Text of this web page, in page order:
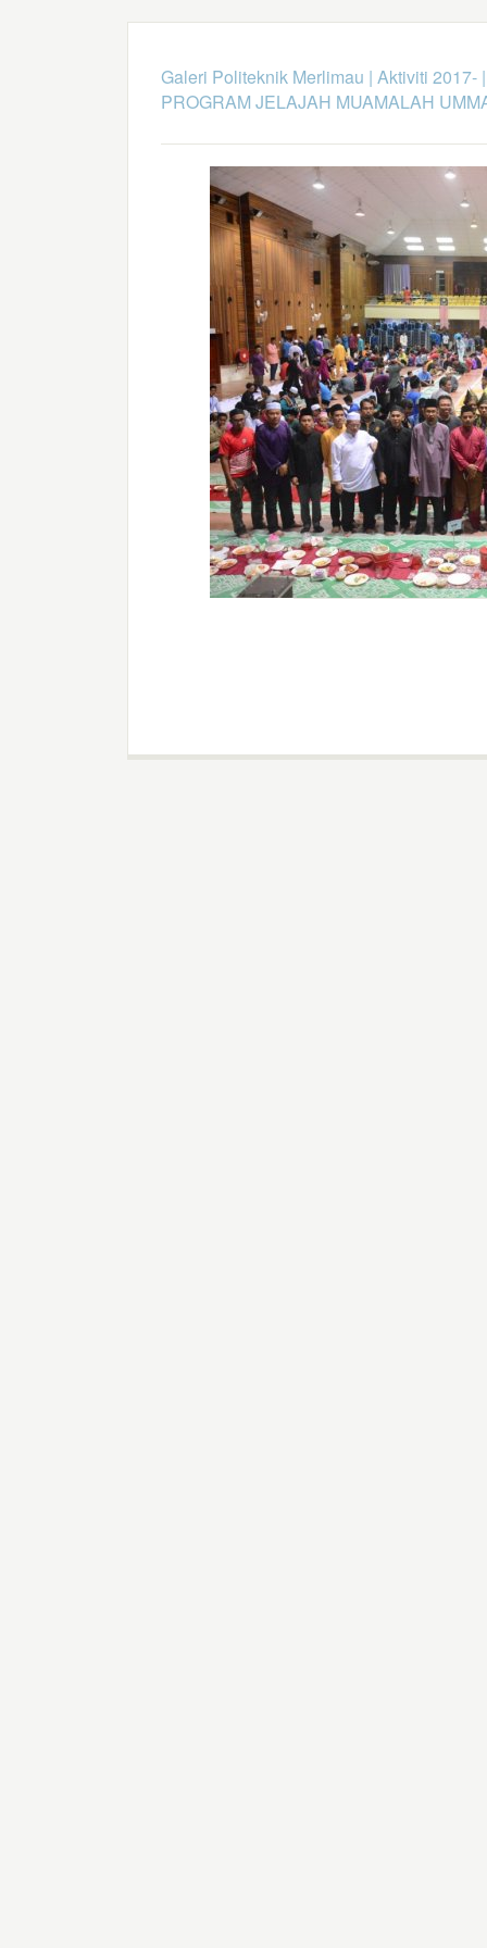
Galeri Politeknik Merlimau | Aktiviti 2017-
PROGRAM JELAJAH MUAMALAH